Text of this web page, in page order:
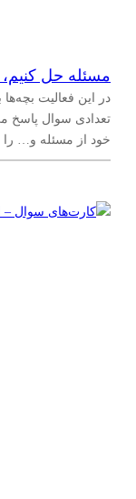
مسئله حل
در این فعالیت‌
تعدادی سوال‌ پاسخ
خود از مسئله و…